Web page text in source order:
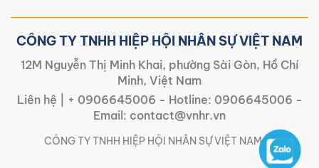
CÔNG TY TNHH HIỆP HỘI NHÂN SỰ VIỆT NAM
12M Nguyễn Thị Minh Khai, phường Sài Gòn, Hồ Chí
Minh, Việt Nam
Liên hệ |
+ 0906645006 - Hotline: 0906645006 -
Email: contact@vnhr.vn
CÔNG TY TNHH HIỆP HỘI NHÂN SỰ VIỆT NAM | |